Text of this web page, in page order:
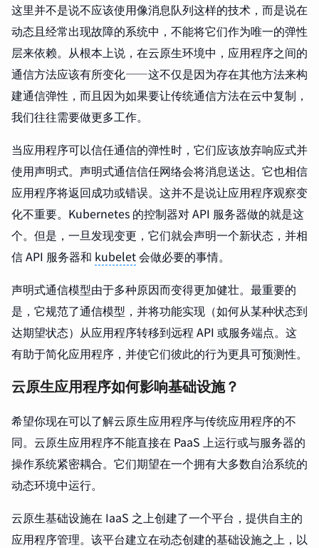
这里并不是说不应该使用像消息队列这样的技术，而是说在
动态且经常出现故障的系统中，不能将它们作为唯一的弹性
层来依赖。从根本上说，在云原生环境中，应用程序之间的
通信方法应该有所变化——这不仅是因为存在其他方法来构
建通信弹性，而且因为如果要让传统通信方法在云中复制，
我们往往需要做更多工作。
当应用程序可以信任通信的弹性时，它们应该放弃响应式并
使用声明式。声明式通信信任网络会将消息送达。它也相信
应用程序将返回成功或错误。这并不是说让应用程序观察变
化不重要。Kubernetes 的控制器对 API 服务器做的就是这
个。但是，一旦发现变更，它们就会声明一个新状态，并相
信 API 服务器和 kubelet会做必要的事情。
声明式通信模型由于多种原因而变得更加健壮。最重要的
是，它规范了通信模型，并将功能实现（如何从某种状态到
达期望状态）从应用程序转移到远程 API 或服务端点。这
有助于简化应用程序，并使它们彼此的行为更具可预测性。
云原生应用程序如何影响基础设施？
希望你现在可以了解云原生应用程序与传统应用程序的不
同。云原生应用程序不能直接在 PaaS 上运行或与服务器的
操作系统紧密耦合。它们期望在一个拥有大多数自治系统的
动态环境中运行。
云原生基础设施在 IaaS 之上创建了一个平台，提供自主的
应用程序管理。该平台建立在动态创建的基础设施之上，以